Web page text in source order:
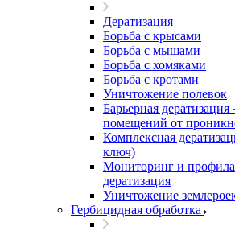
Дератизация
Борьба с крысами
Борьба с мышами
Борьба с хомяками
Борьба с кротами
Уничтожение полевок
Барьерная дератизация
помещений от
Комплексная
ключ)
Мониторинг и
дератизация
Уничтожение
Гербицидная обработка